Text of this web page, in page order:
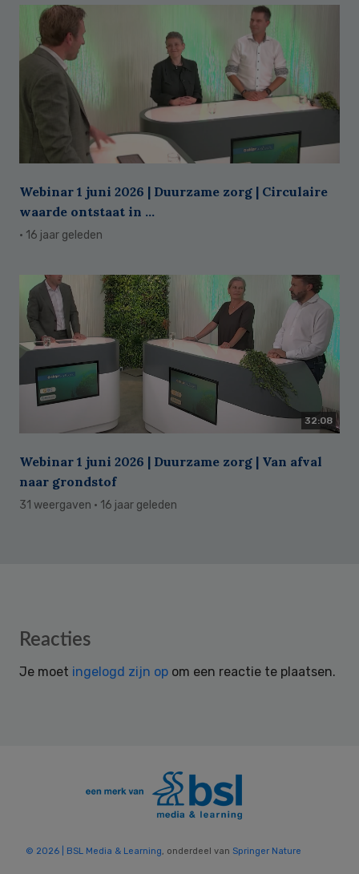
Webinar 1 juni 2026 | Duurzame zorg | Circulaire
waarde ontstaat in ...
· 16 jaar geleden
32:08
Webinar 1 juni 2026 | Duurzame zorg | Van afval
naar grondstof
31 weergaven · 16 jaar geleden
Reader
Reacties
Je moet ingelogd zijn op om een reactie te plaatsen.
© 2026 | BSL Media & Learning, onderdeel van Springer Nature